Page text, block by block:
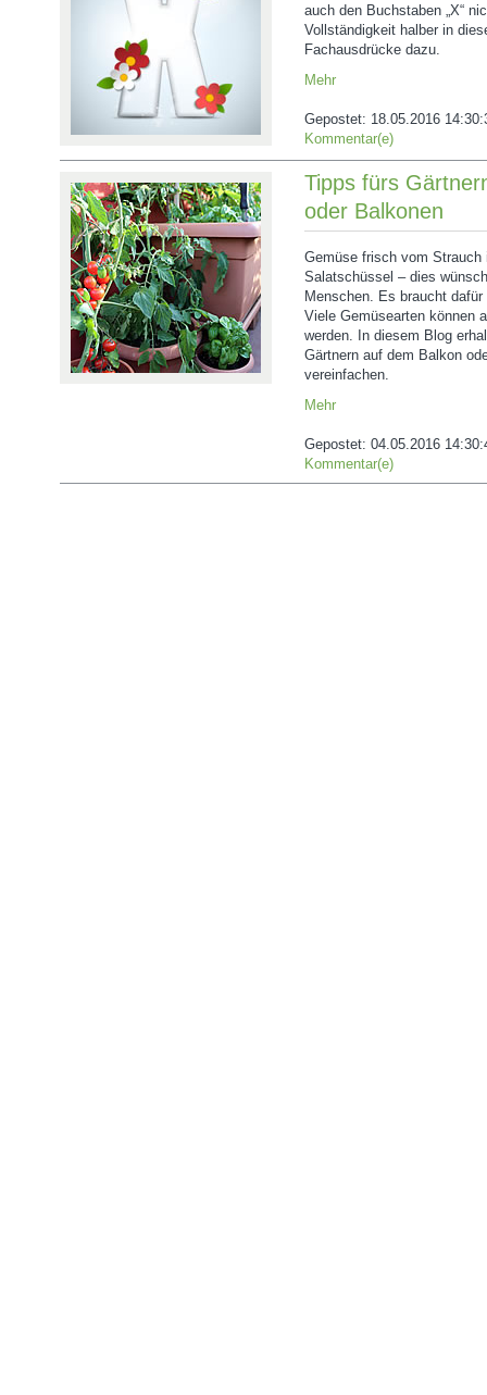
auch den Buchstaben „X“
Vollständigkeit halber in
Fachausdrücke dazu.
Mehr
Gepostet: 18.05.2016
Kommentar(e)
Tipps fürs
oder Balkonen
Gemüse frisch vom Strauch
Salatschüssel ‒ dies
Menschen. Es braucht
Viele Gemüsearten können
werden. In diesem Blog
Gärtnern auf dem Balkon
vereinfachen.
Mehr
Gepostet: 04.05.2016
Kommentar(e)